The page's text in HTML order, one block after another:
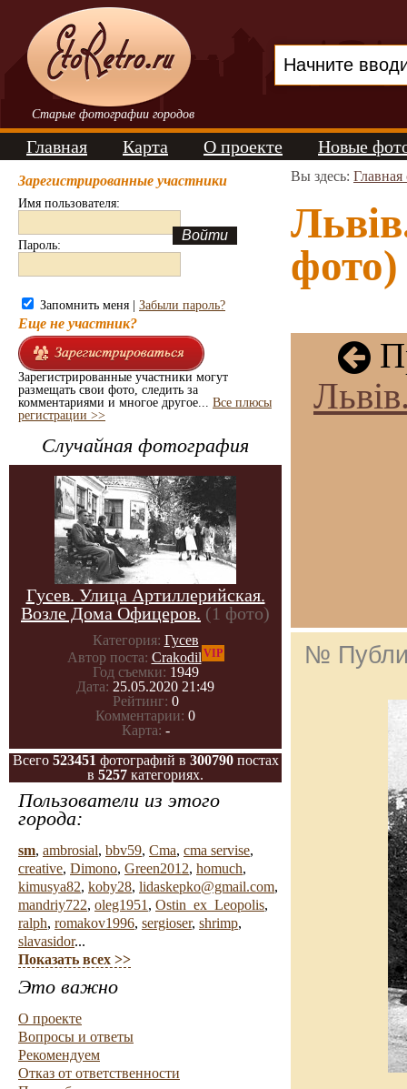
Старые фотографии городов
Главная Карта О проекте Новые
Зарегистрированные участники
Имя пользователя:
Пароль:
Запомнить меня | Забыли пароль?
Еще не участник?
Зарегистрированные участники могут
размещать свои фото, следить за
комментариями и многое другое... Все плюсы
регистрации >>
Случайная фотография
Гусев. Улица Артиллерийская.
Возле Дома Офицеров. (1 фото)
Категория: Гусев
Автор поста: Crakodil VIP
Год съемки: 1949
Дата: 25.05.2020 21:49
Рейтинг: 0
Комментарии: 0
Карта: -
Всего 523451 фотографий в 300790постах
в 5257 категориях.
Пользователи из этого
города:
sm, ambrosial, bbv59, Cma, cma servise,
creative, Dimono, Green2012, homuch,
kimusya82, koby28, lidaskepko@gmail.com,
mandriy722, oleg1951 , Ostin_ex_Leopolis,
ralph, romakov1996, sergioser, shrimp,
slavasidor...
Показать всех >>
Это важно
О проекте
Вопросы и ответы
Рекомендуем
Отказ от ответственности
Вы здесь: Главная
фото)
№